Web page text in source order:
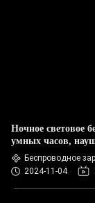
Ночное световое
умных часов,
магнитное
Беспроводное
2024-11-04